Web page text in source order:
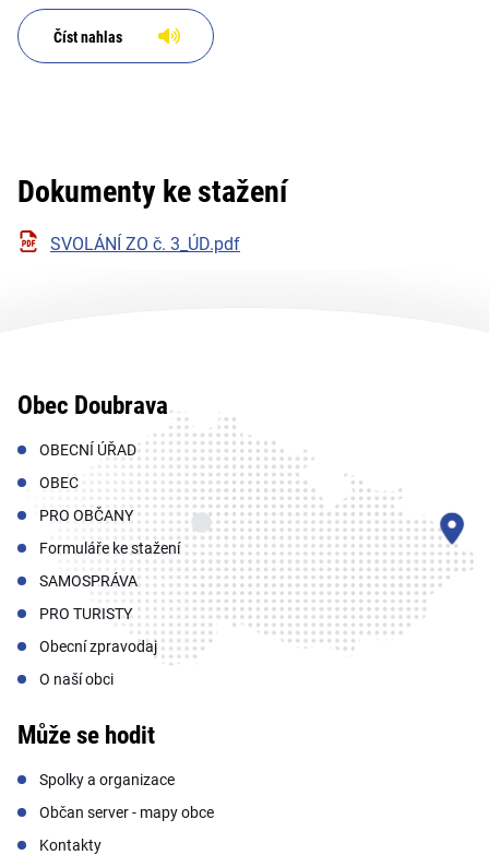
Číst nahlas
Dokumenty ke stažení
SVOLÁNÍ ZO č. 3_ÚD.pdf
Obec Doubrava
OBECNÍ ÚŘAD
OBEC
PRO OBČANY
Formuláře ke stažení
SAMOSPRÁVA
PRO TURISTY
Obecní zpravodaj
O naší obci
Může se hodit
Spolky a organizace
Občan server - mapy obce
Kontakty